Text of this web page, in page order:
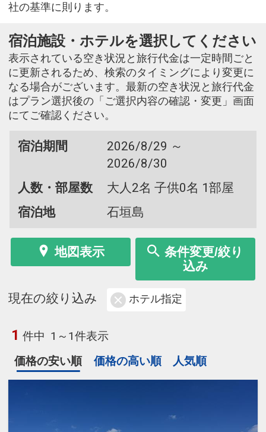
社の基準に則ります。
宿泊施設・ホテルを選択してください
表示されている空き状況と旅行代金は一定時間ごと
に更新されるため、検索のタイミングにより変更に
なる場合がございます。最新の空き状況と旅行代金
はプラン選択後の「ご選択内容の確認・変更」画面
にてご確認ください。
宿泊期間
2026/8/29 ～
2026/8/30
人数・部屋数
大人2名 子供0名 1部屋
宿泊地
石垣島
地図表示
条件変更/絞り
込み
現在の絞り込み ホテル指定
1 件中 1～1件表示
価格の安い順
価格の高い順 人気順